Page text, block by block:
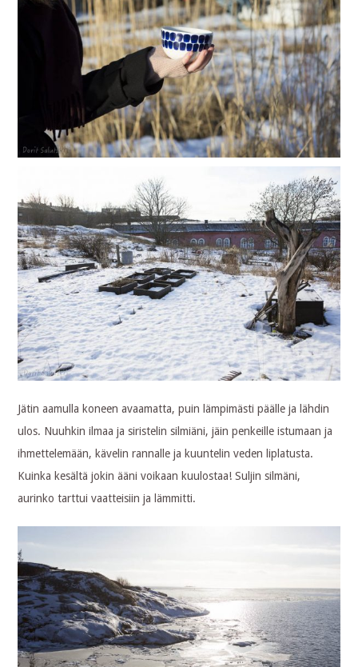
Jätin aamulla koneen avaamatta, puin lämpimästi päälle ja lähdin
ulos. Nuuhkin ilmaa ja siristelin silmiäni, jäin penkeille istumaan ja
ihmettelemään, kävelin rannalle ja kuuntelin veden liplatusta.
Kuinka kesältä jokin ääni voikaan kuulostaa! Suljin silmäni,
aurinko tarttui vaatteisiin ja lämmitti.